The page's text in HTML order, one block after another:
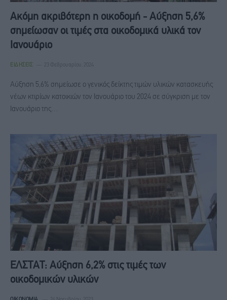
Ακόμη ακριβότερη η οικοδομή - Αύξηση 5,6%
σημείωσαν οι τιμές στα οικοδομικά υλικά τον
Ιανουάριο
ΕΙΔΉΣΕΙΣ 23 Φεβρουαρίου, 2024
Αύξηση 5,6% σημείωσε ο γενικός δείκτης τιμών υλικών κατασκευής
νέων κτιρίων κατοικιών τον Ιανουάριο του 2024 σε σύγκριση με τον
Ιανουάριο της…
ΕΛΣΤΑΤ: Αύξηση 6,2% στις τιμές των
οικοδομικών υλικών